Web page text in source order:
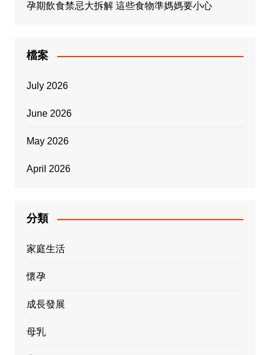
孕期飲食禁忌大拆解 這些食物準媽媽要小心
檔案
July 2026
June 2026
May 2026
April 2026
分類
家庭生活
懷孕
成長發展
母乳